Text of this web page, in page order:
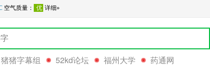
猪猪字幕组 52kd论坛 福州大学 药通网